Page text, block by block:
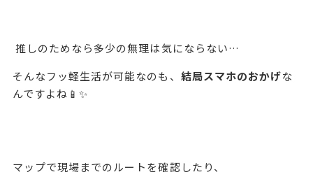
推しのためなら多少の無理は気にならない…
そんなフッ軽生活が可能なのも、 結局スマホのおかげな
んですよね📱✨
マップで現場までのルートを確認したり、